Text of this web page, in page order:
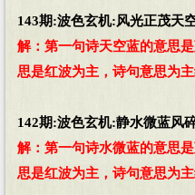
143期:波色玄机:风光正茂天
解：第一句诗天空蓝的意思
思是红波为主，诗句意思为
142期:波色玄机:静水微蓝风
解：第一句诗水微蓝的意思
思是红波为主，诗句意思为